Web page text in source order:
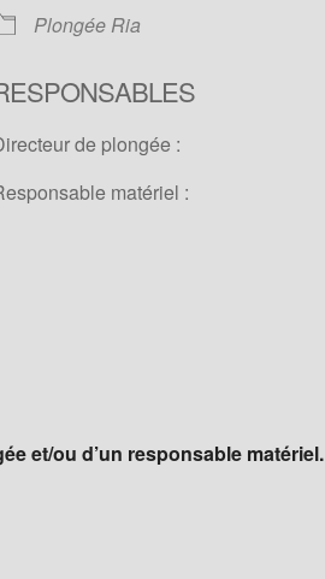
Plongée Ria
de plongée :
matériel :
et/ou d’un responsable matériel.